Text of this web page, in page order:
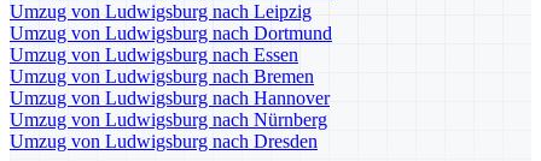
Umzug von Ludwigsburg nach Leipzig
Umzug von Ludwigsburg nach Dortmund
Umzug von Ludwigsburg nach Essen
Umzug von Ludwigsburg nach Bremen
Umzug von Ludwigsburg nach Hannover
Umzug von Ludwigsburg nach Nürnberg
Umzug von Ludwigsburg nach Dresden